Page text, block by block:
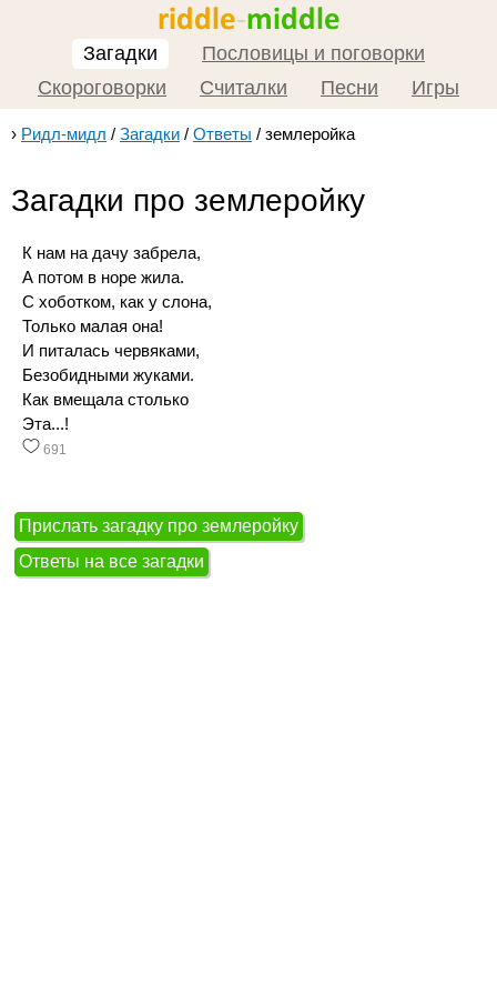
Загадки
Пословицы и поговорки
Скороговорки
Считалки Песни Игры
› Ридл-мидл / Загадки / Ответы / землеройка
Загадки про землеройку
К нам на дачу забрела,
А потом в норе жила.
С хоботком, как у слона,
Только малая она!
И питалась червяками,
Безобидными жуками.
Как вмещала столько
Эта...!
691
Прислать загадку про землеройку
Ответы на все загадки